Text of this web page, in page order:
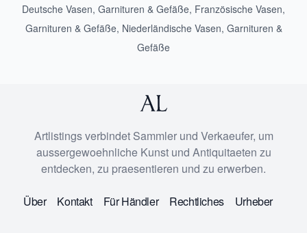
Deutsche Vasen, Garnituren & Gefäße, Französische Vasen,
Garnituren & Gefäße, Niederländische Vasen, Garnituren &
Gefäße
Artlistings verbindet Sammler und Verkaeufer, um
aussergewoehnliche Kunst und Antiquitaeten zu
entdecken, zu praesentieren und zu erwerben.
Über Kontakt Für Händler Rechtliches Urheber